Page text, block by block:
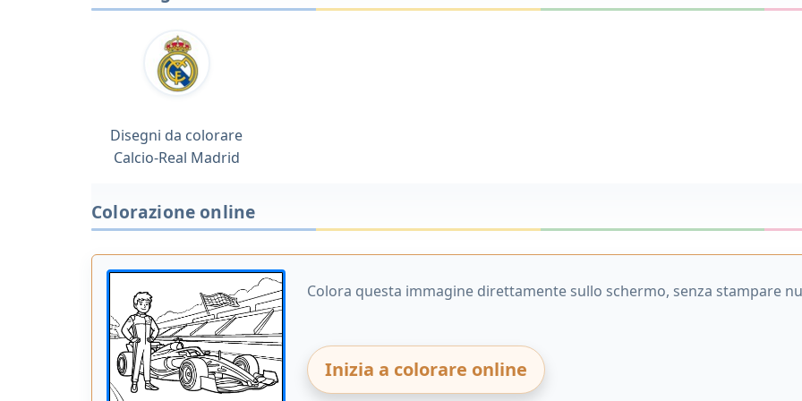
Disegni da colorare
Calcio-Real Madrid
Colorazione online
Colora questa immagine direttamente sullo schermo, senza stampare
Inizia a colorare online